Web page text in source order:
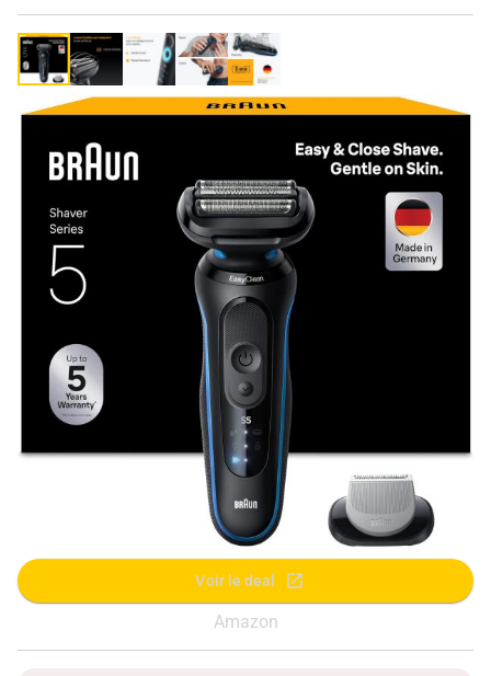
Voir le deal
Amazon